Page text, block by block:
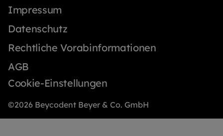
Impressum
Datenschutz
Rechtliche Vorabinformationen
AGB
Cookie-Einstellungen
©2026 Beycodent Beyer & Co. GmbH